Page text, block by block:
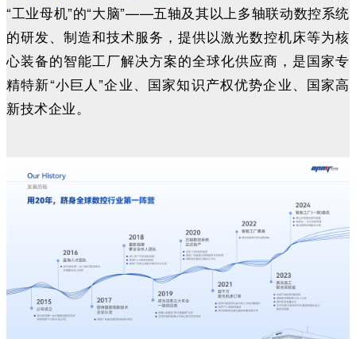
“工业母机”的“大脑”——五轴及其以上多轴联动数控系统
的研发、制造和技术服务，提供以激光数控机床等为核
心装备的智能工厂解决方案的全球化供应商，是国家专
精特新“小巨人”企业、国家知识产权优势企业、国家高
新技术企业。